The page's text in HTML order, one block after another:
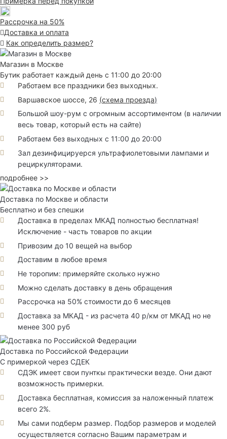
Рассрочка на 50%
Доставка и оплата
Как определить размер?
Магазин в Москве
Бутик работает каждый день с 11:00 до 20:00
Работаем все праздники без выходных.
Варшавское шоссе, 26 (схема проезда)
Большой шоу-рум с огромным ассортиментом (в наличии
весь товар, который есть на сайте)
Работаем без выходных с 11:00 до 20:00
Зал дезинфицируерся ультрафиолетовыми лампами и
рециркуляторами.
подробнее >>
Доставка по Москве и области
Бесплатно и без спешки
Доставка в пределах МКАД полностью бесплатная!
Исключение - часть товаров по акции
Привозим до 10 вещей на выбор
Доставим в любое время
Не торопим: примеряйте сколько нужно
Можно сделать доставку в день обращения
Рассрочка на 50% стоимости до 6 месяцев
Доставка за МКАД - из расчета 40 р/км от МКАД но не
менее 300 руб
Доставка по Российской Федерации
С примеркой через СДЕК
СДЭК имеет свои пунткы практически везде. Они дают
возможность примерки.
Доставка бесплатная, комиссия за наложенный платеж
всего 2%.
Мы сами подберм размер. Подбор размеров и моделей
осуществляется согласно Вашим параметрам и